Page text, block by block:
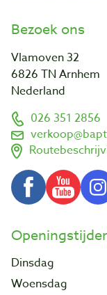
Bezoek ons
Vlamoven 32
6826 TN Arnhem
Nederland
026 351 2856
Dinsdag
Woensdag